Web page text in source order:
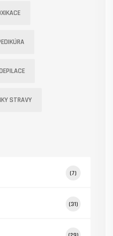
STRAVY
(7)
(31)